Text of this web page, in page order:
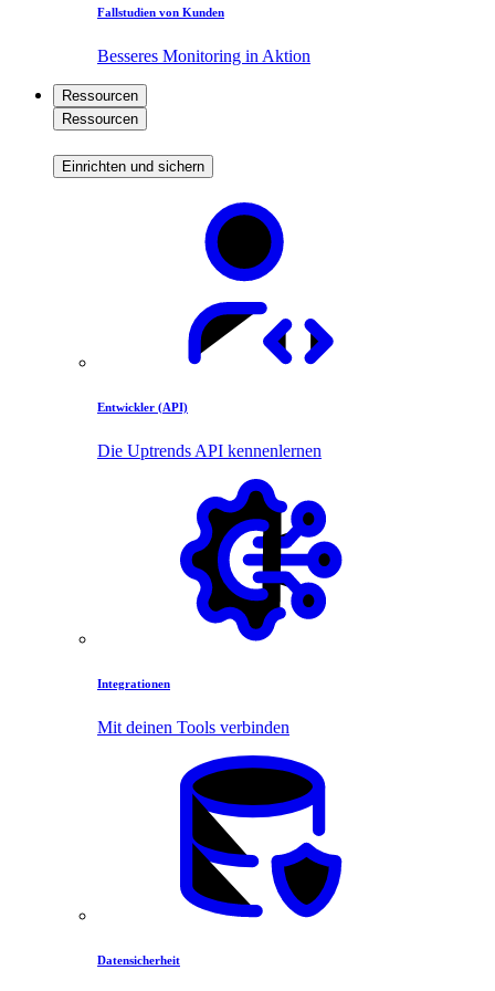
Fallstudien von Kunden
Besseres Monitoring in Aktion
Ressourcen
Ressourcen
Einrichten und sichern
Entwickler (API)
Die Uptrends API kennenlernen
Integrationen
Mit deinen Tools verbinden
Datensicherheit